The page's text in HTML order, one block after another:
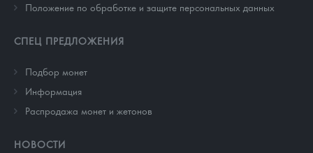
Положение по обработке и защите персональных данных
СПЕЦ ПРЕДЛОЖЕНИЯ
Подбор монет
Информация
Распродажа монет и жетонов
НОВОСТИ